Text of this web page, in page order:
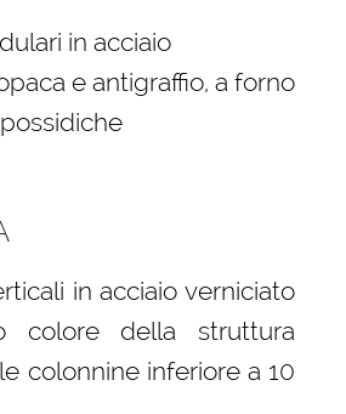
in acciaio
e antigraffio, a forno
in acciaio verniciato
colore della struttura
colonnine inferiore a 10